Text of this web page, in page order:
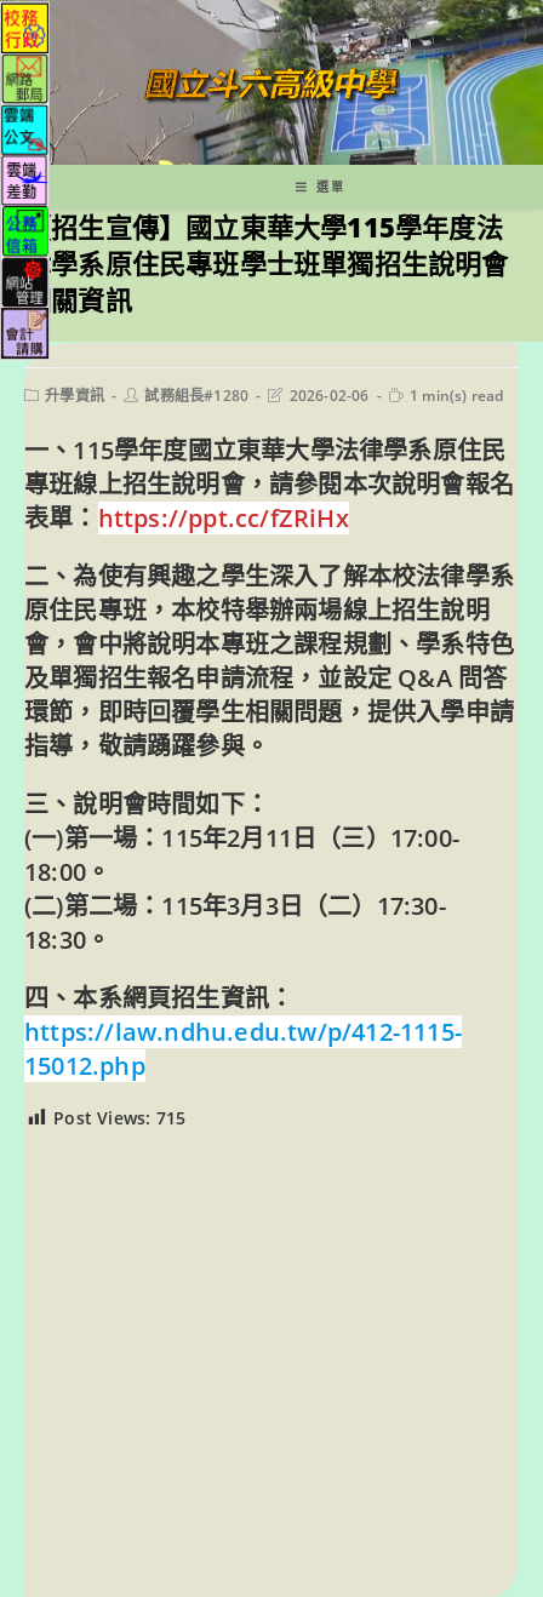
跳
轉
至
主
要
內
容
選單
【招生宣傳】國立東華大學115學年度法
律學系原住民專班學士班單獨招生說明會
相關資訊
Post升學資訊
Post試務組長#1280
Post2026-02-06
Reading
1 min(s) read
一、115學年度國立東華大學法律學系原住民
專班線上招生說明會，請參閱本次說明會報名
表單： https://ppt.cc/fZRiHx
二、為使有興趣之學生深入了解本校法律學系
原住民專班，本校特舉辦兩場線上招生說明
會，會中將說明本專班之課程規劃、學系特色
及單獨招生報名申請流程，並設定 Q&A 問答
環節，即時回覆學生相關問題，提供入學申請
指導，敬請踴躍參與。
三、說明會時間如下：
(一)第一場：115年2月11日（三）17:00-
18:00。
(二)第二場：115年3月3日（二）17:30-
18:30。
四、本系網頁招生資訊：
https://law.ndhu.edu.tw/p/412-1115-
15012.php
Post Views: 715